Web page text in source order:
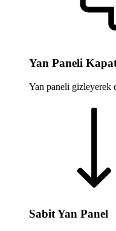
Yan Paneli
Yan paneli gizleyerek
Sabit Yan Panel